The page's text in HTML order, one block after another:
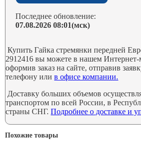
Последнее обновление:
07.08.2026 08:01(мск)
Купить Гайка стремянки передней
2912416 вы можете в нашем Интернет-
оформив заказ на сайте, отправив
телефону илив офисе компании.
Доставку больших объемов
транспортом по всей России, в
страны СНГ.Подробнее о доставке и
Похожие товары